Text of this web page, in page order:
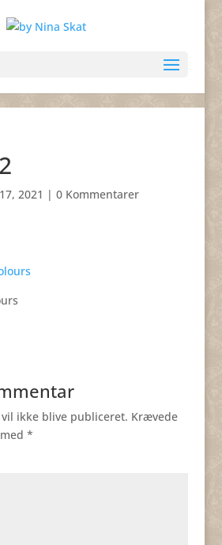
2021 | 0 Kommentarer
ikke blive publiceret. Krævede
*